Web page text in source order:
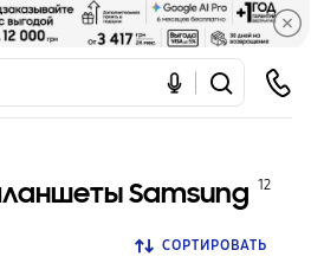
Samsung 12
СОРТИРОВАТЬ